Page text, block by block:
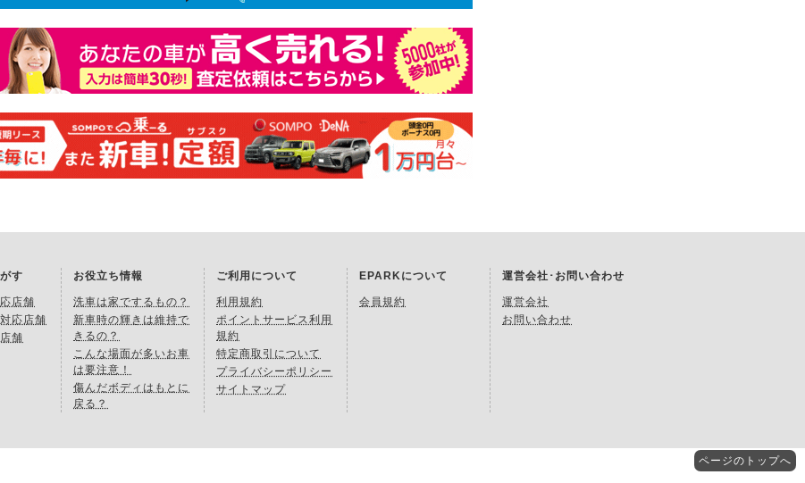
す
店舗
応店舗
舗
お役立ち情報
洗車は家でするもの？
新車時の輝きは維持で
きるの？
こんな場面が多いお車
は要注意！
傷んだボディはもとに
戻る？
ご利用について
利用規約
ポイントサービス利用
規約
特定商取引について
プライバシーポリシー
サイトマップ
EPARKについて
会員規約
運営会社･お問い合わせ
運営会社
お問い合わせ
ページの トップへ